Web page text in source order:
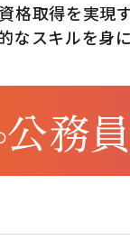
格取得を実現
なスキルを身